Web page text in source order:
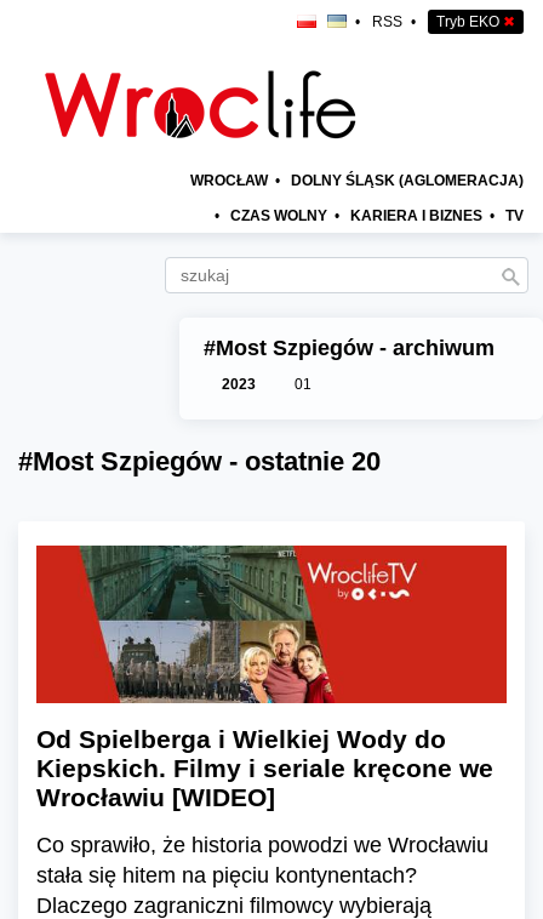
• RSS • Tryb EKO ✖
WROCŁAW • DOLNY ŚLĄSK (AGLOMERACJA)
• CZAS WOLNY • KARIERA I BIZNES • TV
#Most Szpiegów - archiwum
2023 01
#Most Szpiegów - ostatnie 20
Od Spielberga i Wielkiej Wody do
Kiepskich. Filmy i seriale kręcone we
Wrocławiu [WIDEO]
Co sprawiło, że historia powodzi we Wrocławiu
stała się hitem na pięciu kontynentach?
Dlaczego zagraniczni filmowcy wybierają